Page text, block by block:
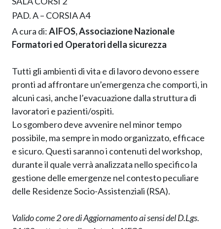
PAD. A – CORSIA A4
A cura di:AIFOS, Associazione Nazionale
Formatori ed Operatori della sicurezza
Tutti gli ambienti di vita e di lavoro devono essere
pronti ad affrontare un’emergenza che comporti, in
alcuni casi, anche l’evacuazione dalla struttura di
lavoratori e pazienti/ospiti.
Lo sgombero deve avvenire nel minor tempo
possibile, ma sempre in modo organizzato, efficace
e sicuro. Questi saranno i contenuti del workshop,
durante il quale verrà analizzata nello specifico la
gestione delle emergenze nel contesto peculiare
delle Residenze Socio-Assistenziali (RSA).
Valido come 2 ore di Aggiornamento ai sensi del D.Lgs.